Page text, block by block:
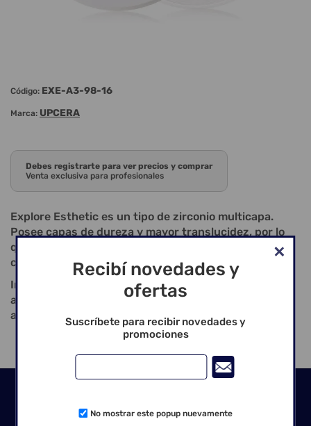
Código: EXE-A3-98-16
Marca: UPCERA
Debes registrarte para ver precios y comprar
Venta exclusiva para profesionales
Explore Esthetic es un tipo de zirconio multicapa.
Posee capas de dureza y mayor translucidez, por lo
que es más adecuada para restauraciones anteriores
con mayores requerimientos estéticos.
Indicaciones: Coronas anteriores totalmente
anatómicas; puentes anteriores totalmente
anatómicos; máx. cuatro piezas; carillas.
Recibí novedades y
ofertas
Suscríbete para recibir novedades y
promociones
No mostrar este popup nuevamente